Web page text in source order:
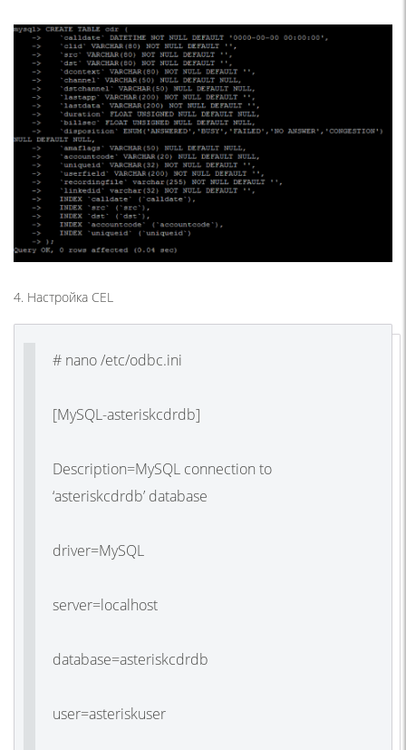
4. Настройка CEL
# nano /etc/odbc.ini
[MySQL-asteriskcdrdb]
Description=MySQL connection to
‘asteriskcdrdb’ database
driver=MySQL
server=localhost
database=asteriskcdrdb
user=asteriskuser